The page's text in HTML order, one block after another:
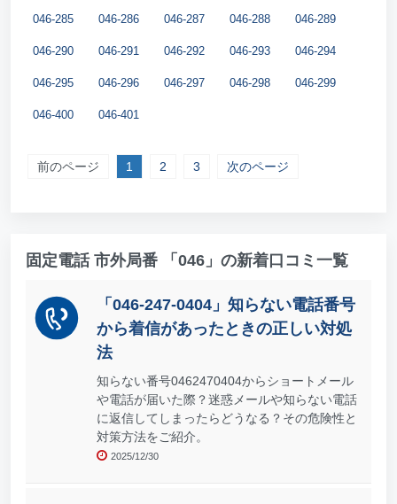
046-285 046-286 046-287 046-288 046-289
046-290 046-291 046-292 046-293 046-294
046-295 046-296 046-297 046-298 046-299
046-400 046-401
前のページ 1 2 3 次のページ
固定電話 市外局番 「046」の新着口コミ一覧
「046-247-0404」知らない電話番号
から着信があったときの正しい対処
法
知らない番号0462470404からショートメール
や電話が届いた際？迷惑メールや知らない電話
に返信してしまったらどうなる？その危険性と
対策方法をご紹介。
2025/12/30